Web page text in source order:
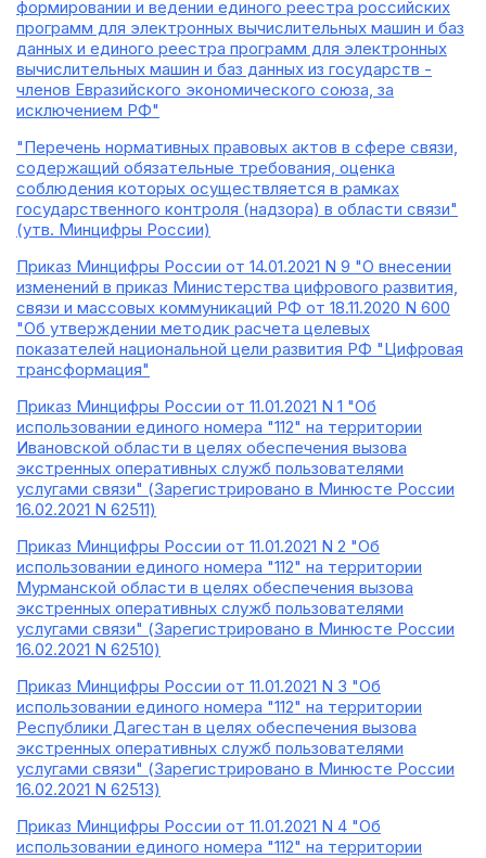
формировании и ведении единого реестра российских
программ для электронных вычислительных машин и баз
данных и единого реестра программ для электронных
вычислительных машин и баз данных из государств -
членов Евразийского экономического союза, за
исключением РФ"
"Перечень нормативных правовых актов в сфере связи,
содержащий обязательные требования, оценка
соблюдения которых осуществляется в рамках
государственного контроля (надзора) в области связи"
(утв. Минцифры России)
Приказ Минцифры России от 14.01.2021 N 9 "О внесении
изменений в приказ Министерства цифрового развития,
связи и массовых коммуникаций РФ от 18.11.2020 N 600
"Об утверждении методик расчета целевых
показателей национальной цели развития РФ "Цифровая
трансформация"
Приказ Минцифры России от 11.01.2021 N 1 "Об
использовании единого номера "112" на территории
Ивановской области в целях обеспечения вызова
экстренных оперативных служб пользователями
услугами связи" (Зарегистрировано в Минюсте России
16.02.2021 N 62511)
Приказ Минцифры России от 11.01.2021 N 2 "Об
использовании единого номера "112" на территории
Мурманской области в целях обеспечения вызова
экстренных оперативных служб пользователями
услугами связи" (Зарегистрировано в Минюсте России
16.02.2021 N 62510)
Приказ Минцифры России от 11.01.2021 N 3 "Об
использовании единого номера "112" на территории
Республики Дагестан в целях обеспечения вызова
экстренных оперативных служб пользователями
услугами связи" (Зарегистрировано в Минюсте России
16.02.2021 N 62513)
Приказ Минцифры России от 11.01.2021 N 4 "Об
использовании единого номера "112" на территории